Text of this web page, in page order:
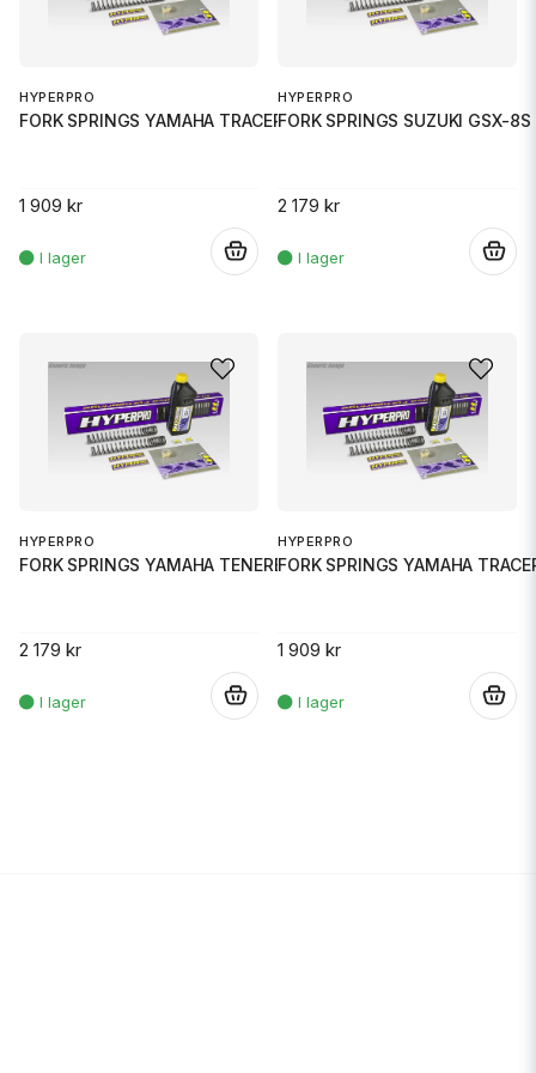
HYPERPRO
FORK SPRINGS YAMAHA TRACER 7 (
1 909 kr
HYPERPRO
FORK SPRINGS SUZUKI GSX-
2 179 kr
HYPERPRO
FORK SPRINGS YAMAHA TENERE 700
2 179 kr
HYPERPRO
FORK SPRINGS YAMAHA
1 909 kr